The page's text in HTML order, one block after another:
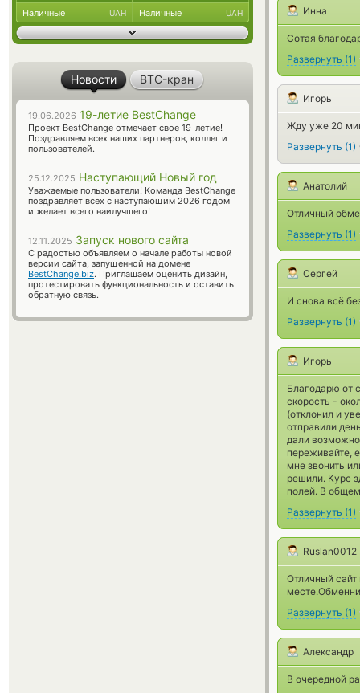
Инна
Сотая
Развернуть (1)
Игорь
Жду уже 20
Развернуть (1)
Анатолий
Отличный
Развернуть (1)
Сергей
И снова всё
Развернуть (1)
Игорь
Благодарю от
скорость -
(отклонил и
отправили
дали
переживайте,
мне звонить
решили. Курс
полей. В
Развернуть (1)
Ruslan0012
Отличный
Развернуть (1)
Александр
В очередной
Наличные UAH Наличные UAH
Новости BTC-кран
19.06.2026 19-летие BestChange
Проект BestChange отмечает свое 19-летие!
Поздравляем всех наших партнеров, коллег и
пользователей.
25.12.2025 Наступающий Новый год
Уважаемые пользователи! Команда BestChange
поздравляет всех с наступающим 2026 годом
и желает всего наилучшего!
12.11.2025 Запуск нового сайта
С радостью объявляем о начале работы новой
версии сайта, запущенной на домене
BestChange.biz. Приглашаем оценить дизайн,
протестировать функциональность и оставить
обратную связь.